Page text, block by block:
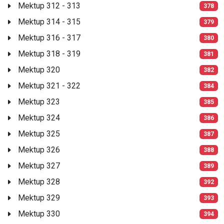
Mektup 312 - 313 378
Mektup 314 - 315 379
Mektup 316 - 317 380
Mektup 318 - 319 381
Mektup 320 382
Mektup 321 - 322 384
Mektup 323 385
Mektup 324 386
Mektup 325 387
Mektup 326 388
Mektup 327 389
Mektup 328 392
Mektup 329 393
Mektup 330 394